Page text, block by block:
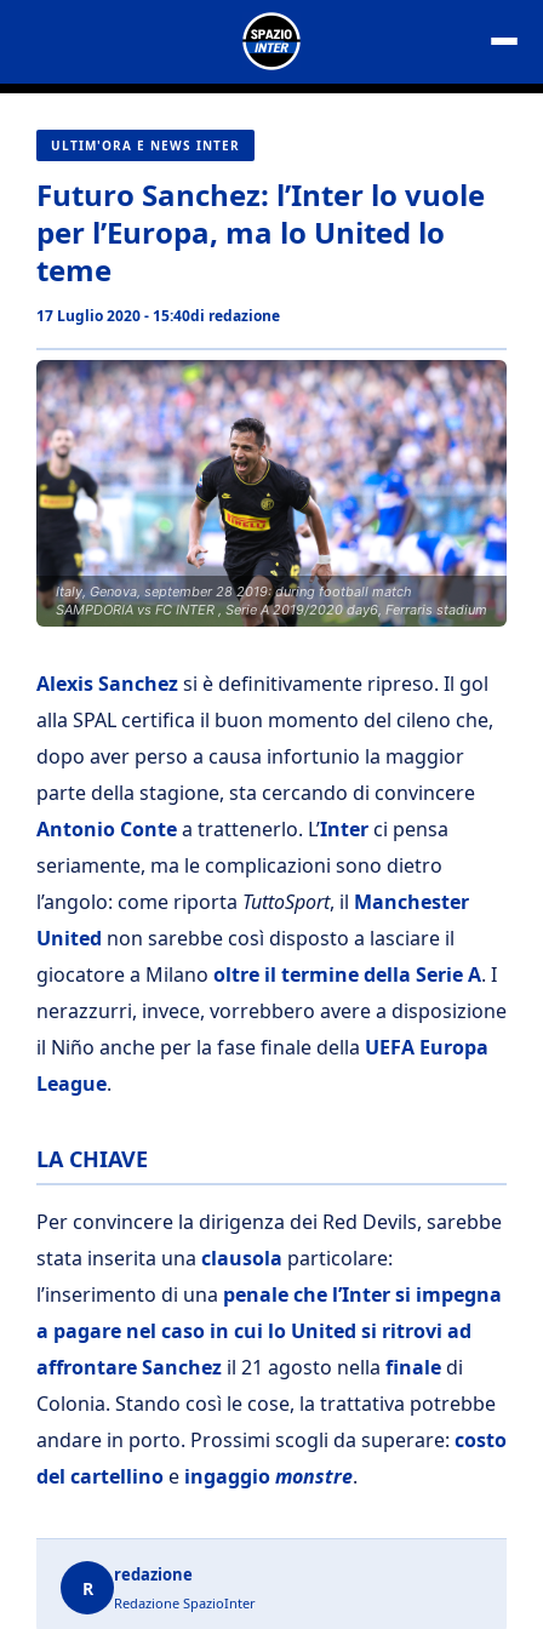
contenuto
ULTIM'ORA E NEWS INTER
Futuro Sanchez: l’Inter lo vuole
per l’Europa, ma lo United lo
teme
17 Luglio 2020 - 15:40di redazione
Italy, Genova, september 28 2019: during football match
SAMPDORIA vs FC INTER , Serie A 2019/2020 day6, Ferraris stadium
Alexis Sanchezsi è definitivamente ripreso. Il gol
alla SPAL certifica il buon momento del cileno che,
dopo aver perso a causa infortunio la maggior
parte della stagione, sta cercando di convincere
Antonio Contea trattenerlo. L’Interci pensa
seriamente, ma le complicazioni sono dietro
l’angolo: come riporta TuttoSport, il Manchester
United non sarebbe così disposto a lasciare il
giocatore a Milano oltre il termine della SerieA. I
nerazzurri, invece, vorrebbero avere a disposizione
il Niño anche per la fase finale della UEFA Europa
League.
LA CHIAVE
Per convincere la dirigenza dei Red Devils, sarebbe
stata inserita una clausola particolare:
l’inserimento di una penale che l’Inter si impegna
a pagare nel caso in cui lo United si ritrovi ad
affrontare Sanchez il 21 agosto nella finaledi
Colonia. Stando così le cose, la trattativa potrebbe
andare in porto. Prossimi scogli da superare: costo
del cartellinoe ingaggiomonstre.
R
redazione
Redazione SpazioInter